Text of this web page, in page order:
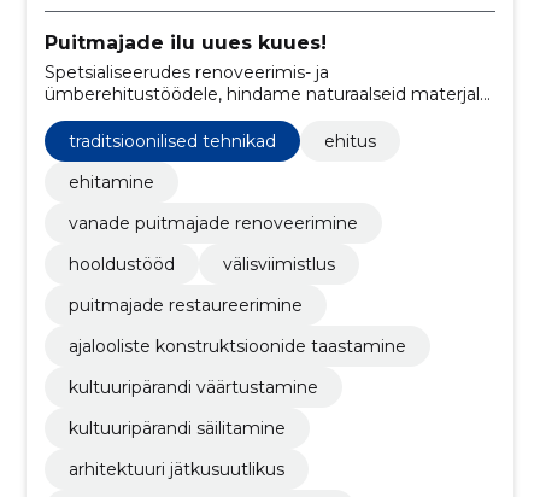
Puitmajade ilu uues kuues!
Spetsialiseerudes renoveerimis- ja
ümberehitustöödele, hindame naturaalseid materjale
ja suviseid välitöid. Oleme valmis muutma iga
puitkonstruktsiooni või mahajäetud hoone uueks ja
ilusaks.
traditsioonilised tehnikad
ehitus
ehitamine
vanade puitmajade renoveerimine
hooldustööd
välisviimistlus
puitmajade restaureerimine
ajalooliste konstruktsioonide taastamine
kultuuripärandi väärtustamine
kultuuripärandi säilitamine
arhitektuuri jätkusuutlikus